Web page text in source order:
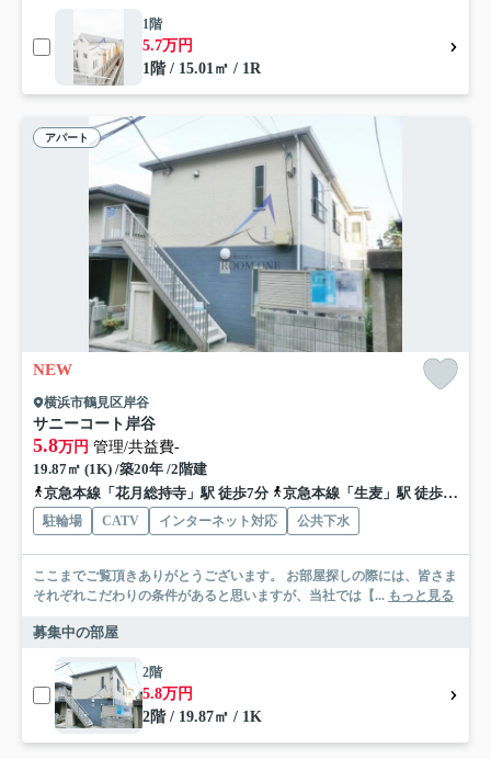
1階
5.7万円
1階 / 15.01㎡ / 1R
アパート
NEW
横浜市鶴見区岸谷
サニーコート岸谷
5.8万円 管理/共益費-
19.87㎡ (1K) /築20年 /2階建
京急本線「花月総持寺」駅 徒歩7分
京急本線「生麦」駅 徒歩9分
駐輪場 CATV インターネット対応 公共下水
ここまでご覧頂きありがとうございます。 お部屋探しの際には、皆さま
それぞれこだわりの条件があると思いますが、当社では【... もっと見る
募集中の部屋
2階
5.8万円
2階 / 19.87㎡ / 1K